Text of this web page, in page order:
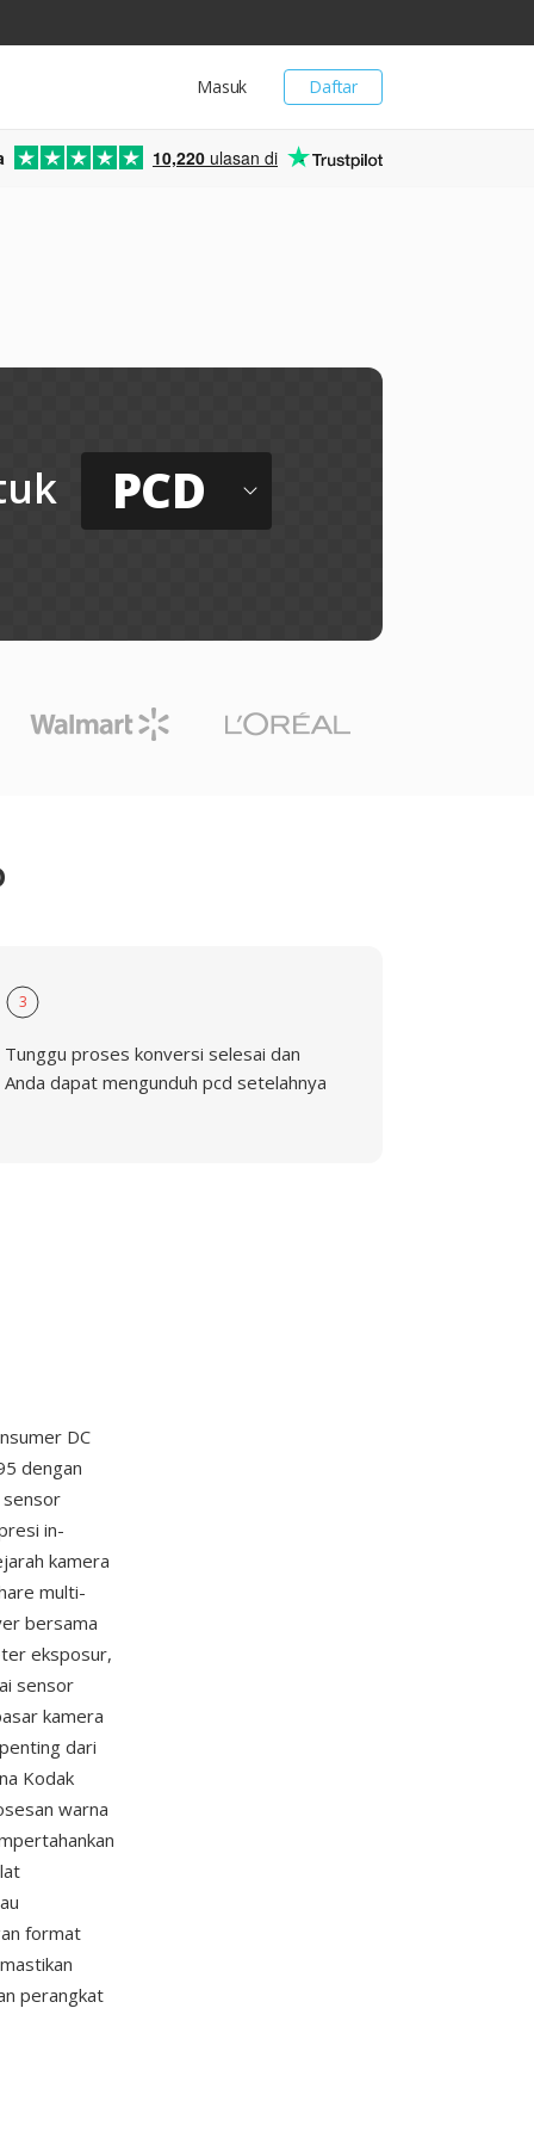
Daftar
Masuk
10,220 ulasan di
PCD
3
Tunggu proses konversi selesai dan
Anda dapat mengunduh pcd setelahnya
DC
dengan
sensor
in-
kamera
multi-
bersama
eksposur,
sensor
kamera
dari
Kodak
warna
format
perangkat